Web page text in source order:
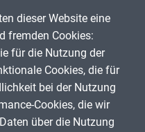
2025
dieser Website eine
fremden Cookies:
für die Nutzung der
Cookies, die für
bei der Nutzung
Cookies, die wir
über die Nutzung